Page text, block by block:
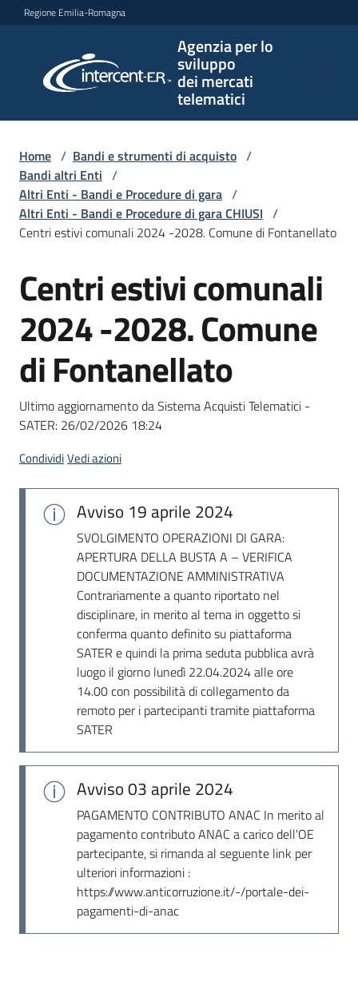
Vai al contenuto
Vai alla navigazione
Vai al footer
Regione Emilia-Romagna
Agenzia per lo
sviluppo
dei mercati
telematici
per lo
sviluppo
telematici
L'Agenzia
Bandi
strumenti
acquisto
Supporto
telematiche
Home / Bandi e strumenti di acquisto /
Bandi altri Enti /
Altri Enti - Bandi e Procedure di gara /
Altri Enti - Bandi e Procedure di gara CHIUSI /
Centri estivi comunali 2024 -2028. Comune di Fontanellato
Salta al contenuto
Centri estivi comunali
2024 -2028. Comune
di Fontanellato
Ultimo aggiornamento da Sistema Acquisti Telematici -
SATER: 26/02/2026 18:24
CondividiVedi azioni
Avviso 19 aprile 2024
SVOLGIMENTO OPERAZIONI DI GARA:
APERTURA DELLA BUSTA A – VERIFICA
DOCUMENTAZIONE AMMINISTRATIVA
Contrariamente a quanto riportato nel
disciplinare, in merito al tema in oggetto si
conferma quanto definito su piattaforma
SATER e quindi la prima seduta pubblica avrà
luogo il giorno lunedì 22.04.2024 alle ore
14.00 con possibilità di collegamento da
remoto per i partecipanti tramite piattaforma
SATER
Avviso03 aprile 2024
PAGAMENTO CONTRIBUTO ANAC In merito al
pagamento contributo ANAC a carico dell'OE
partecipante, si rimanda al seguente link per
ulteriori informazioni :
https://www.anticorruzione.it/-/portale-dei-
pagamenti-di-anac